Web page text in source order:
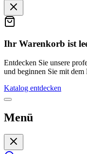
Ihr Warenkorb ist
Entdecken Sie unsere
und beginnen Sie mit dem
Katalog entdecken
Menü